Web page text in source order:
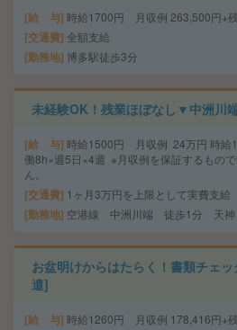
給 与 時給1700円 月収例 263,500円+
交通費 全額支給
勤務地 博多駅徒歩3分
未経験OK！残業ほぼなし▼中洲川
給 与 時給1500円 月収例 24万円 時給
働8h×週5日×4週 ※月収例を保証するもの
ん。
交通費 1ヶ月3万円を上限として実費支給
勤務地 空港線 中洲川端 徒歩1分 天
お盆明けからはたらく！書類チェ
遣]
給 与 時給1260円 月収例 178,416円+